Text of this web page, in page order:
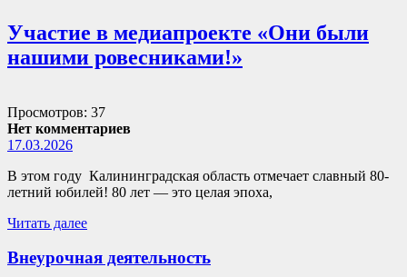
Участие в медиапроекте «Они были
нашими ровесниками!»
Просмотров: 37
Нет комментариев
17.03.2026
В этом году Калининградская область отмечает славный 80-
летний юбилей! 80 лет — это целая эпоха,
Читать далее
Внеурочная деятельность